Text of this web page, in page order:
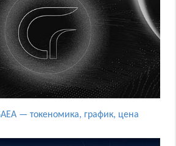
— токеномика, график, цена